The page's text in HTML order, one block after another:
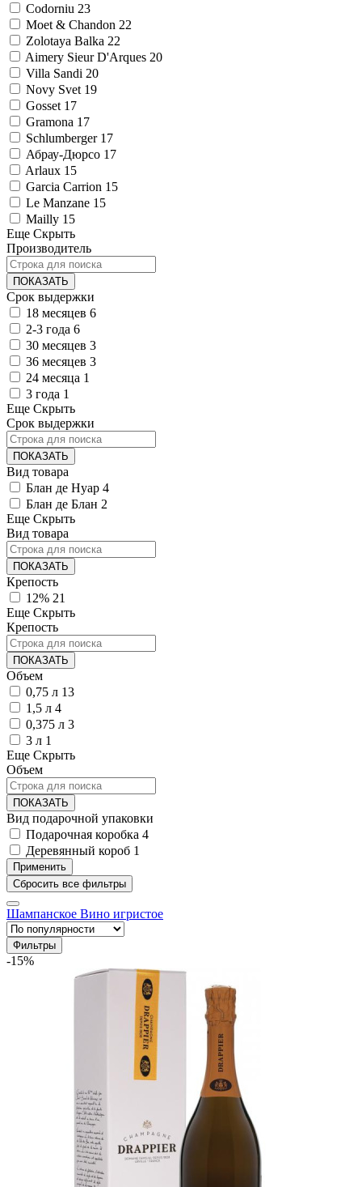
Codorniu 23
Moet & Chandon 22
Zolotaya Balka 22
Aimery Sieur D'Arques 20
Villa Sandi 20
Novy Svet 19
Gosset 17
Gramona 17
Schlumberger 17
Абрау-Дюрсо 17
Arlaux 15
Garcia Carrion 15
Le Manzane 15
Mailly 15
Еще Скрыть
Производитель
ПОКАЗАТЬ
Срок выдержки
18 месяцев 6
2-3 года 6
30 месяцев 3
36 месяцев 3
24 месяца 1
3 года 1
Еще Скрыть
Срок выдержки
ПОКАЗАТЬ
Вид товара
Блан де Нуар 4
Блан де Блан 2
Еще Скрыть
Вид товара
ПОКАЗАТЬ
Крепость
12% 21
Еще Скрыть
Крепость
ПОКАЗАТЬ
Объем
0,75 л 13
1,5 л 4
0,375 л 3
3 л 1
Еще Скрыть
Объем
ПОКАЗАТЬ
Вид подарочной упаковки
Подарочная коробка 4
Деревянный короб 1
Шампанское Вино игристое
Фильтры
-15%